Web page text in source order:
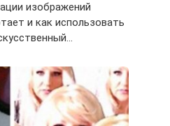
изображений
и как использовать